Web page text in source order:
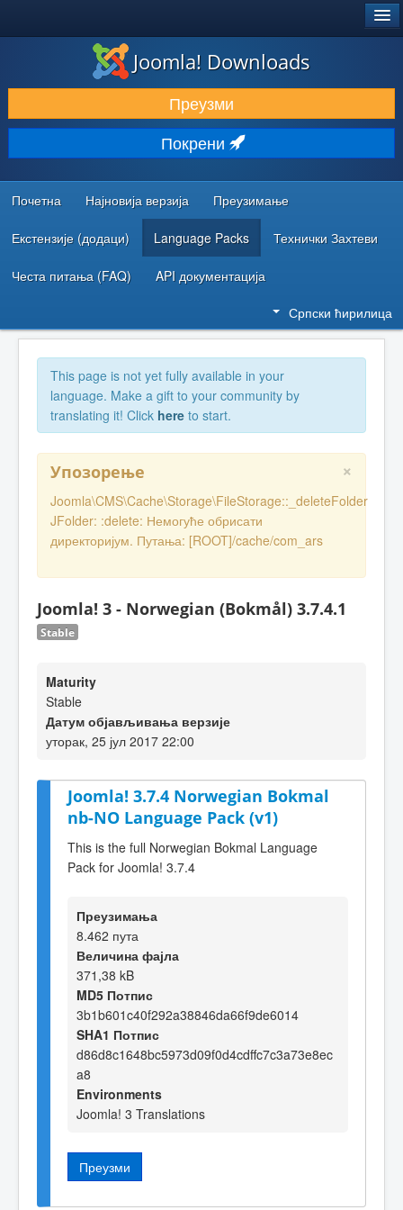
ПРЕУЗИМАЊЕ И ПРОШИРЕЊА (ЕКСТЕНЗИЈЕ)
ОТКРИЈТЕ И НАУЧИТЕ
ЗАЈЕДНИЦА И ПОДРШКА
РЕСУРСИ ЗА РАЗВОЈ
Joomla! Downloads
Преузми
Покрени
Почетна Најновија верзија Преузимање
Екстензије (додаци) Language Packs Технички Захтеви
Честа питања (FAQ) API документација
Српски ћирилица
This page is not yet fully available in your
language. Make a gift to your community by
translating it! Click here to start.
×
Упозорење
Joomla\CMS\Cache\Storage\FileStorage::_deleteFolder
JFolder: :delete: Немогуће обрисати
директоријум. Путања: [ROOT]/cache/com_ars
Joomla! 3 - Norwegian (Bokmål) 3.7.4.1
Stable
Maturity
Stable
Датум објављивања верзије
уторак, 25 јул 2017 22:00
Joomla! 3.7.4 Norwegian Bokmal
nb-NO Language Pack (v1)
This is the full Norwegian Bokmal Language
Pack for Joomla! 3.7.4
Преузимања
8.462 пута
Величина фајла
371,38 kB
MD5 Потпис
3b1b601c40f292a38846da66f9de6014
SHA1 Потпис
d86d8c1648bc5973d09f0d4cdffc7c3a73e8ec
a8
Environments
Joomla! 3 Translations
Преузми